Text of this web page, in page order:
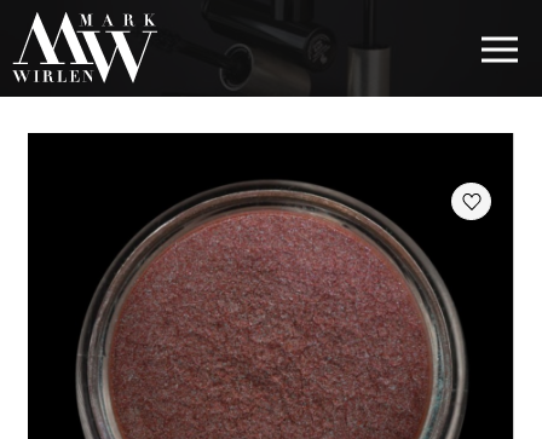
EUR
BEST SELLERS
КОСМЕТИКА ДЛЯ ВОЛОССЯ
КОСМЕТИКА ДЛЯ ОЧЕЙ
КОСМЕТИКА ДЛЯ БРІВ